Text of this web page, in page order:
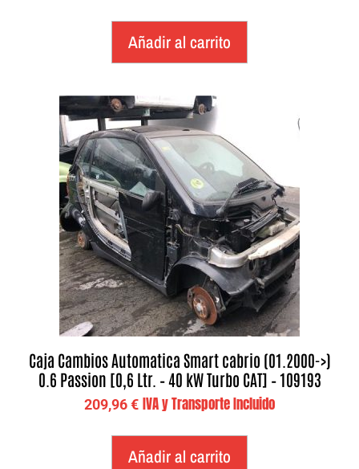
Añadir al carrito
Caja Cambios Automatica Smart cabrio (01.2000->)
0.6 Passion [0,6 Ltr. – 40 kW Turbo CAT] – 109193
209,96€ IVA y Transporte Incluido
Añadir al carrito